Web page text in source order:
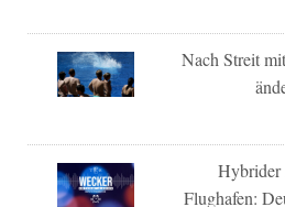
Nach Streit
Flughafen: